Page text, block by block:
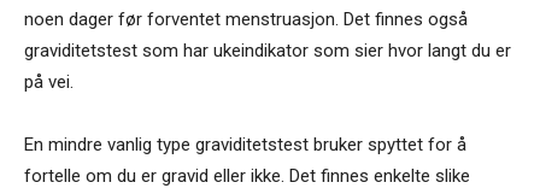
noen dager før forventet menstruasjon. Det finnes også
graviditetstest som har ukeindikator som sier hvor langt du er
på vei.
En mindre vanlig type graviditetstest bruker spyttet for å
fortelle om du er gravid eller ikke. Det finnes enkelte slike